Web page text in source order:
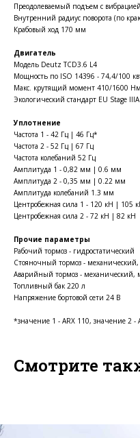
Преодолеваемый подъем с
Внутренний радиус поворота (по
Крабовый ход 170 мм
Двигатель
Модель Deutz TCD3.6 L4
Мощность по ISO 14396 - 74,4/100
Макс. крутящий момент 410/1600
Экологический стандарт EU Stage
Уплотнение
Частота 1 - 42 Гц | 46 Гц*
Частота 2 - 52 Гц | 67 Гц
Частота колебаний 52 Гц
Амплитуда 1 - 0,82 мм | 0.6 мм
Амплитуда 2 - 0,35 мм | 0.22 мм
Амплитуда колебаний 1.3 мм
Центробежная сила 1 - 120 кН | 105
Центробежная сила 2 - 72 кН | 82 кН
Прочие параметры
Рабочий тормоз - гидростатический
Стояночный тормоз -
Аварийный тормоз - механический,
Топливный бак 220 л
Напряжение бортовой сети 24 В
*значение 1 - ARX 110, значение 2 -
Смотрите